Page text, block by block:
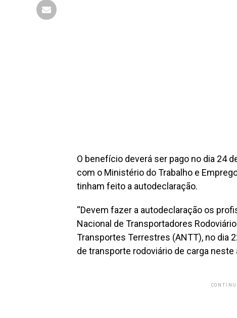
O benefício deverá ser pago no dia 24
com o Ministério do Trabalho e
tinham feito a autodeclaração.
“Devem fazer a autodeclaração os
Nacional de Transportadores
Transportes Terrestres (ANTT), no dia
de transporte rodoviário de carga neste